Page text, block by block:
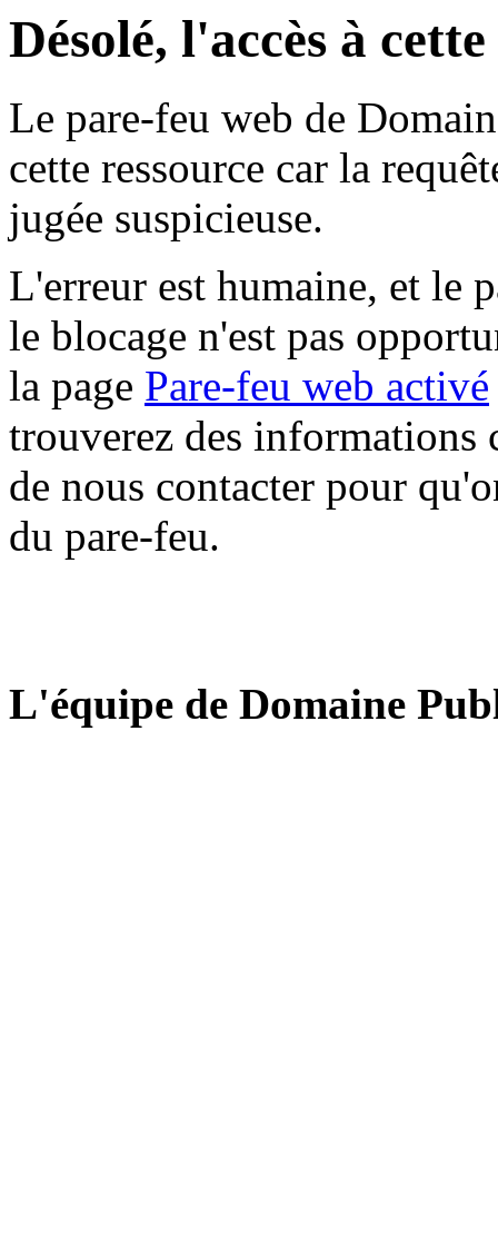
Désolé, l'accès à
Le pare-feu web de
cette ressource car la
jugée suspicieuse.
L'erreur est humaine, et le
le blocage n'est pas
la page Pare-feu web activé
trouverez des informations
de nous contacter pour
du pare-feu.
L'équipe de Domaine